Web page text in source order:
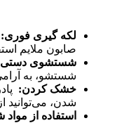
لکه گیری فوری:
صابون ملایم
شستشوی
شستشو، به
خشک کردن:
شدن، می‌توانید
استفاده از